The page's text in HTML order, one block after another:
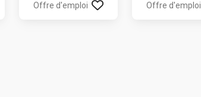
Offre d'emploi Offre d'emploi